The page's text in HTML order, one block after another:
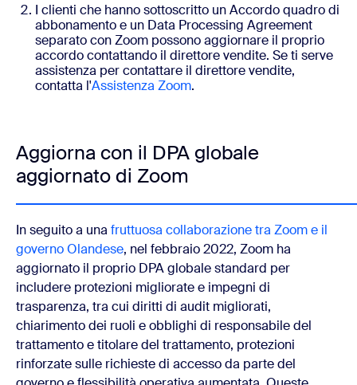
I clienti che hanno sottoscritto un Accordo quadro di
abbonamento e un Data Processing Agreement
separato con Zoom possono aggiornare il proprio
accordo contattando il direttore vendite. Se ti serve
assistenza per contattare il direttore vendite,
contatta l'Assistenza Zoom.
Aggiorna con il DPA globale
aggiornato di Zoom
In seguito a una fruttuosa collaborazione tra Zoom e il
governo Olandese, nel febbraio 2022, Zoom ha
aggiornato il proprio DPA globale standard per
includere protezioni migliorate e impegni di
trasparenza, tra cui diritti di audit migliorati,
chiarimento dei ruoli e obblighi di responsabile del
trattamento e titolare del trattamento, protezioni
rinforzate sulle richieste di accesso da parte del